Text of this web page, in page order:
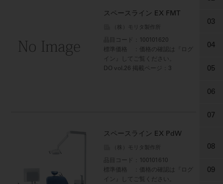
スペースライン EX FMT
（株）モリタ製作所
品目コード
：100101620
標準価格
：価格の確認は『ログ
イン』してご覧ください。
DO vol.26 掲載ページ
：3
スペースライン EX PdW
（株）モリタ製作所
品目コード
：100101610
標準価格
：価格の確認は『ログ
イン』してご覧ください。
03
04
05
06
07
08
09